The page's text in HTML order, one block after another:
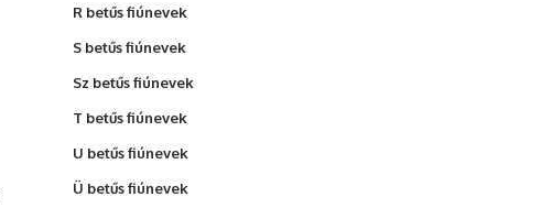
R betűs fiúnevek
S betűs fiúnevek
Sz betűs fiúnevek
T betűs fiúnevek
U betűs fiúnevek
Ü betűs fiúnevek